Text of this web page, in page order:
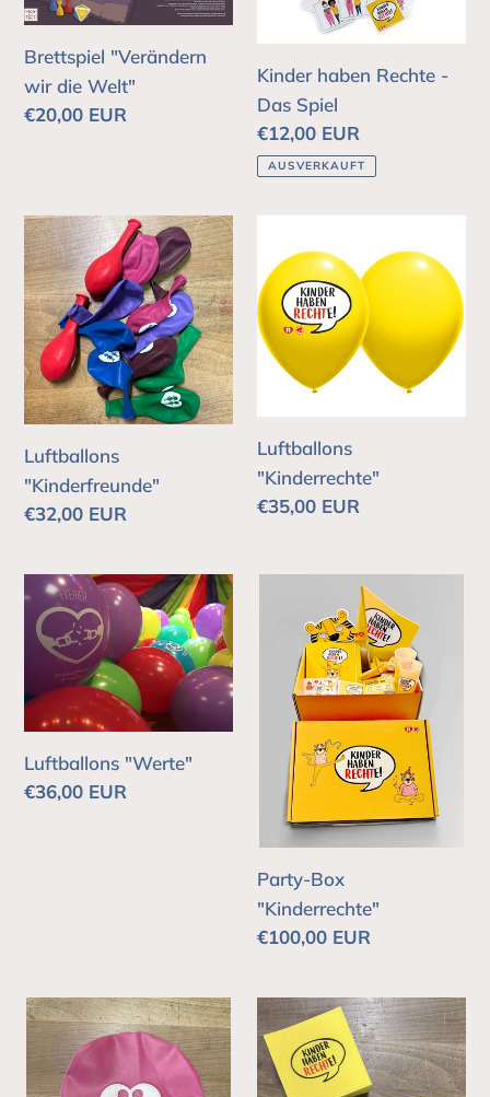
:
Welt"
Brettspiel "Verändern
wir die Welt"
Normaler
€20,00 EUR
Kinder haben Rechte -
Das Spiel
Normaler
Preis
€12,00 EUR
AUSVERKAUFT
Luftballons
"Kinderfreunde"
Luftballons
"Kinderfreunde"
Normaler
€32,00 EUR
"Kinderrechte"
Luftballons
"Kinderrechte"
Normaler
€35,00 EUR
Luftballons
"Werte"
Luftballons "Werte"
Normaler
€36,00 EUR
"Kinderrechte"
Party-Box
"Kinderrechte"
Normaler
€100,00 EUR
Riesenluftballon
"Kinderfreunde"
Servietten
"Kinderrechte"